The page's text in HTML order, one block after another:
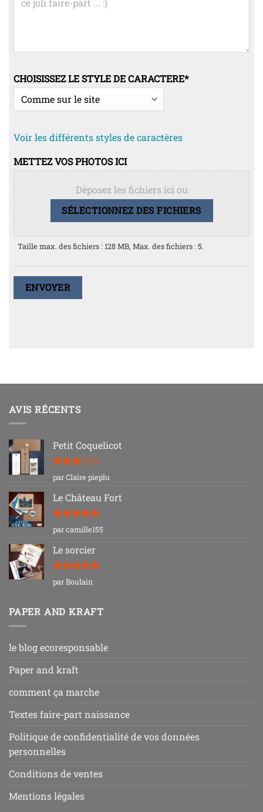
CHOISISSEZ LE STYLE DE CARACTERE*
Voir les différents styles de caractères
METTEZ VOS PHOTOS ICI
Déposez les fichiers ici ou
SÉLECTIONNEZ DES FICHIERS
Taille max. des fichiers : 128 MB, Max. des fichiers : 5.
AVIS RÉCENTS
Petit Coquelicot
Note3
sur 5
par Claire pieplu
Le Château Fort
Note5sur
5
par camille155
Le sorcier
Note5sur
5
par Boulain
PAPER AND KRAFT
le blog ecoresponsable
Paper and kraft
comment ça marche
Textes faire-part naissance
Politique de confidentialité de vos données
personnelles
Conditions de ventes
Mentions légales